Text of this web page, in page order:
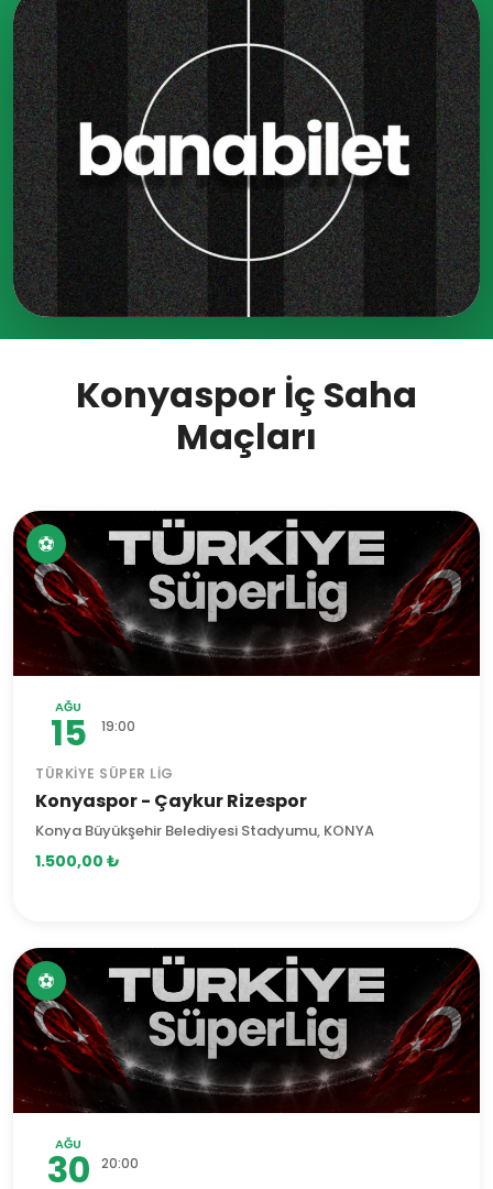
Konyaspor İç Saha
Maçları
⚽
AĞU
15 19:00
TÜRKIYE SÜPER LIG
Konyaspor - Çaykur Rizespor
Konya Büyükşehir Belediyesi Stadyumu, KONYA
1.500,00 ₺
⚽
AĞU
30 20:00